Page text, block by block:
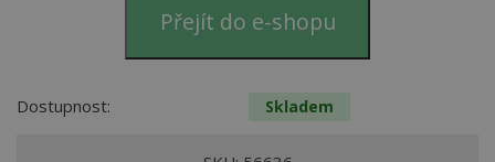
Přejít do e-shopu
Dostupnost: Skladem